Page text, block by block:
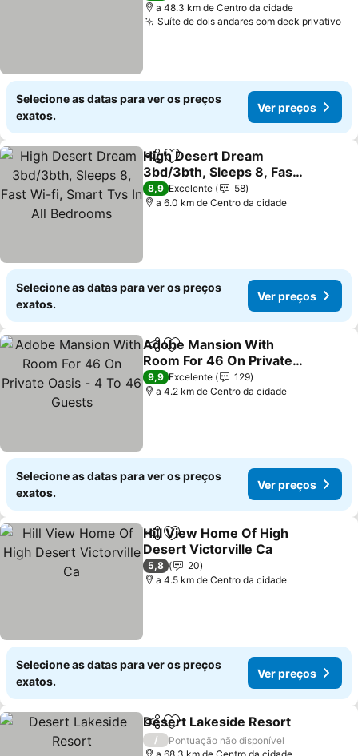
a 48.3 km de Centro da cidade
Suíte de dois andares com deck privativo
Selecione as datas para ver os preços
exatos.
Ver preços
PartilharAdicionar aos favoritos
High Desert Dream
3bd/3bth, Sleeps 8, Fast
Wi-fi, Smart Tvs In All
Bedrooms
Ver preços
8,9 Excelente
58
a 6.0 km de Centro da cidade
Selecione as datas para ver os preços
exatos.
Ver preços
PartilharAdicionar aos favoritos
Adobe Mansion With
Room For 46 On Private
Oasis - 4 To 46 Guests
Ver preços
9,9 Excelente
129
a 4.2 km de Centro da cidade
Selecione as datas para ver os preços
exatos.
Ver preços
PartilharAdicionar aos favoritos
Hill View Home Of High
Desert Victorville Ca
Ver preços
5,8
20
a 4.5 km de Centro da cidade
Selecione as datas para ver os preços
exatos.
Ver preços
PartilharAdicionar aos favoritos
Desert Lakeside Resort
/
Pontuação não disponível